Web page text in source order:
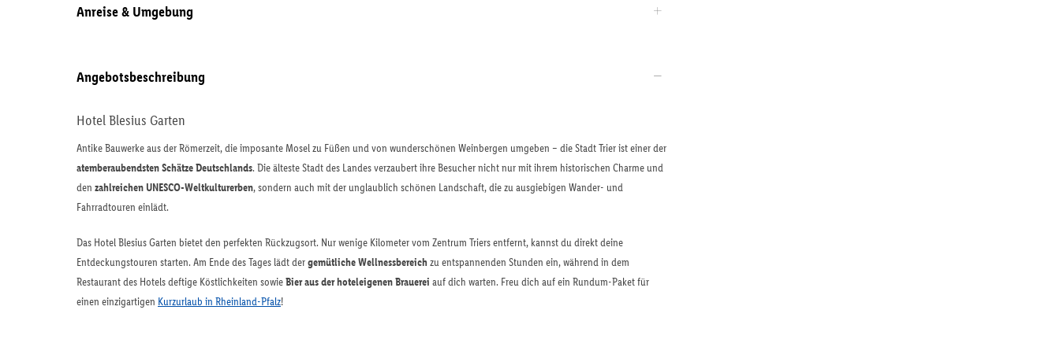
Anreise & Umgebung
Angebotsbeschreibung
Hotel Blesius Garten
Antike Bauwerke aus der Römerzeit, die imposante Mosel zu Füßen und von wunderschönen Weinbergen umgeben – die Stadt Trier ist einer der
atemberaubendsten Schätze Deutschlands. Die älteste Stadt des Landes verzaubert ihre Besucher nicht nur mit ihrem historischen Charme und
den zahlreichen UNESCO-Weltkulturerben, sondern auch mit der unglaublich schönen Landschaft, die zu ausgiebigen Wander- und
Fahrradtouren einlädt.
Das Hotel Blesius Garten bietet den perfekten Rückzugsort. Nur wenige Kilometer vom Zentrum Triers entfernt, kannst du direkt deine
Entdeckungstouren starten. Am Ende des Tages lädt dergemütliche Wellnessbereichzu entspannenden Stunden ein, während in dem
Restaurant des Hotels deftige Köstlichkeiten sowieBier aus der hoteleigenen Brauerei auf dich warten. Freu dich auf ein Rundum-Paket für
einen einzigartigen Kurzurlaub in Rheinland-Pfalz!